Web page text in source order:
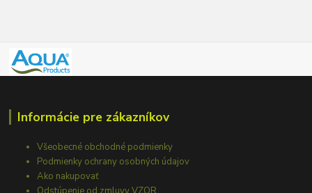
Informácie pre zákazníkov
Všeobecné obchodné podmienky
Podmienky ochrany osobných údajov
Ako nakupovať